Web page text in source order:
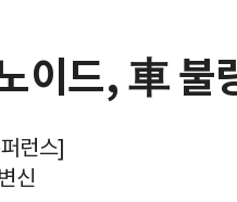
이드, 車
런스]
신